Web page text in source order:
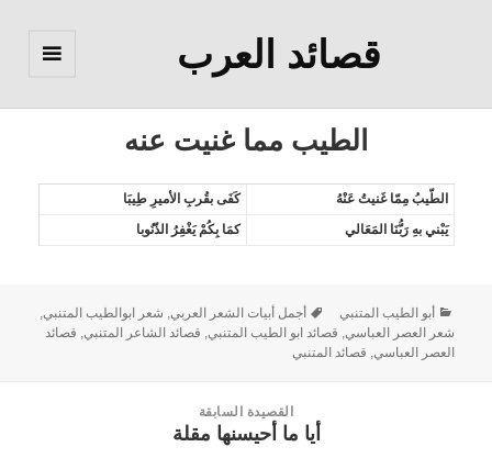
قصائد العرب
الطيب مما غنيت عنه
الطّيبُ مِمّا غَنيتُ عَنْهُ
كَفَى بقُربِ الأميرِ طِيبَا
يَبْني بهِ رَبُّنَا المَعَالي
كمَا بِكُمْ يَغْفِرُ الذّنُوبا
أبو الطيب المتنبي أجمل أبيات الشعر العربي, شعر ابوالطيب المتنبي,
شعر العصر العباسي, قصائد ابو الطيب المتنبي, قصائد الشاعر المتنبي, قصائد
العصر العباسي, قصائد المتنبي
القصيدة السابقة
أيا ما أحيسنها مقلة